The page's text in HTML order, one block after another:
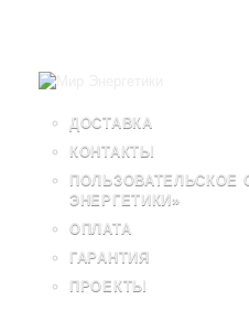
ДОСТАВКА
КОНТАКТЫ
ПОЛЬЗОВАТЕЛЬСКОЕ
ЭНЕРГЕТИКИ»
ОПЛАТА
ГАРАНТИЯ
ПРОЕКТЫ